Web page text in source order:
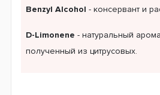
Benzyl Alcohol - консервант и
D-Limonene - натуральный
полученный из цитрусовых.